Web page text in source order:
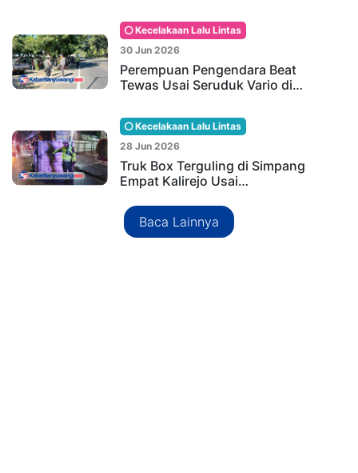
Kecelakaan Lalu Lintas
30 Jun 2026
Perempuan Pengendara Beat
Tewas Usai Seruduk Vario di…
Kecelakaan Lalu Lintas
28 Jun 2026
Truk Box Terguling di Simpang
Empat Kalirejo Usai…
Baca Lainnya